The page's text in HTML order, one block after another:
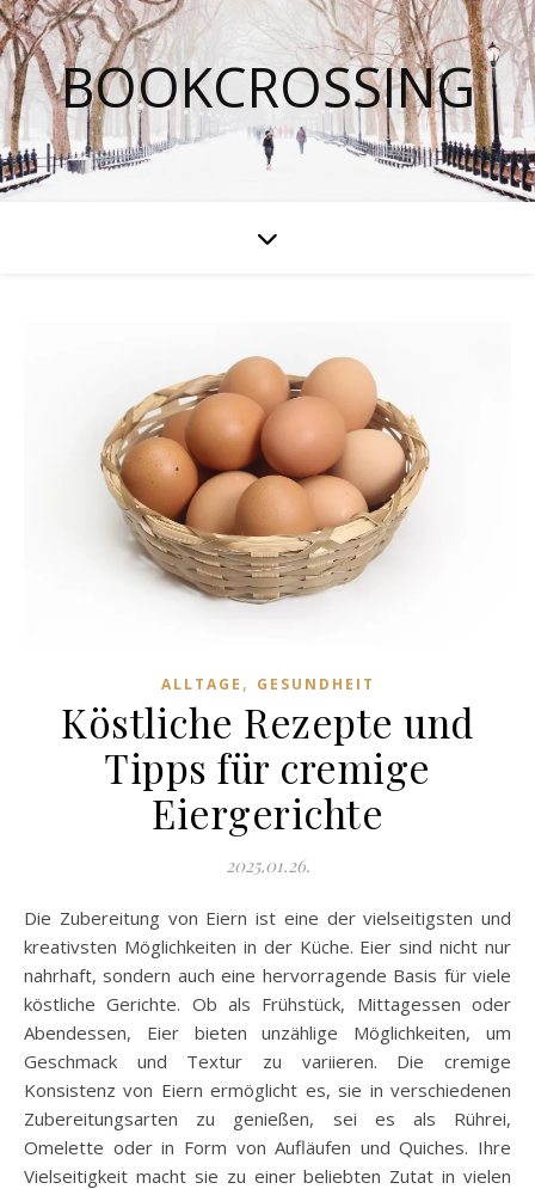
BOOKCROSSING
ALLTAGE , GESUNDHEIT
Köstliche Rezepte und
Tipps für cremige
Eiergerichte
2025.01.26.
Die Zubereitung von Eiern ist eine der vielseitigsten und
kreativsten Möglichkeiten in der Küche. Eier sind nicht nur
nahrhaft, sondern auch eine hervorragende Basis für viele
köstliche Gerichte. Ob als Frühstück, Mittagessen oder
Abendessen, Eier bieten unzählige Möglichkeiten, um
Geschmack und Textur zu variieren. Die cremige
Konsistenz von Eiern ermöglicht es, sie in verschiedenen
Zubereitungsarten zu genießen, sei es als Rührei,
Omelette oder in Form von Aufläufen und Quiches. Ihre
Vielseitigkeit macht sie zu einer beliebten Zutat in vielen